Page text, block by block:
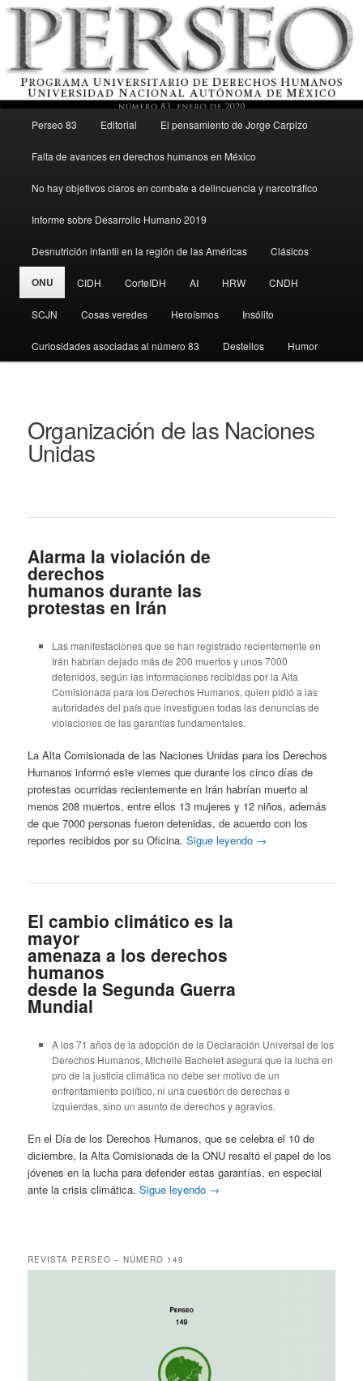
Perseo – PUDH UNAM
Ir al contenido secundario
Perseo 83 Editorial El pensamiento de Jorge Carpizo
Falta de avances en derechos humanos en México
No hay objetivos claros en combate a delincuencia y narcotráfico
Informe sobre Desarrollo Humano 2019
Desnutrición infantil en la región de las Américas Clásicos
ONU CIDH CorteIDH AI HRW CNDH
SCJN Cosas veredes Heroísmos Insólito
Curiosidades asociadas al número 83 Destellos Humor
Organización de las Naciones
Unidas
Alarma la violación de
derechos
humanos durante las
protestas en Irán
Las manifestaciones que se han registrado recientemente en
Irán habrían dejado más de 200 muertos y unos 7000
detenidos, según las informaciones recibidas por la Alta
Comisionada para los Derechos Humanos, quien pidió a las
autoridades del país que investiguen todas las denuncias de
violaciones de las garantías fundamentales.
La Alta Comisionada de las Naciones Unidas para los Derechos
Humanos informó este viernes que durante los cinco días de
protestas ocurridas recientemente en Irán habrían muerto al
menos 208 muertos, entre ellos 13 mujeres y 12 niños, además
de que 7000 personas fueron detenidas, de acuerdo con los
reportes recibidos por su Oficina.Sigue leyendo →
El cambio climático es la
mayor
amenaza a los derechos
humanos
desde la Segunda Guerra
Mundial
A los 71 años de la adopción de la Declaración Universal de los
Derechos Humanos, Michelle Bachelet asegura que la lucha en
pro de la justicia climática no debe ser motivo de un
enfrentamiento político, ni una cuestión de derechas e
izquierdas, sino un asunto de derechos y agravios.
En el Día de los Derechos Humanos, que se celebra el 10 de
diciembre, la Alta Comisionada de la ONU resaltó el papel de los
jóvenes en la lucha para defender estas garantías, en especial
ante la crisis climática.Sigue leyendo →
REVISTA PERSEO – NÚMERO 149